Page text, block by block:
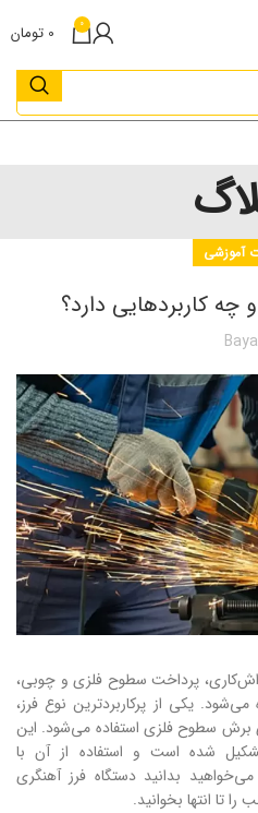
0
0 تومان
آموزشی
کاربردهایی دارد؟
پرداخت سطوح فلزی و چوبی،
یکی از پرکاربردترین نوع فرز،
برش سطوح فلزی استفاده می‌شود. این
شده است و استفاده از آن با
بدانید دستگاه فرز آهنگری
تا انتها بخوانید.